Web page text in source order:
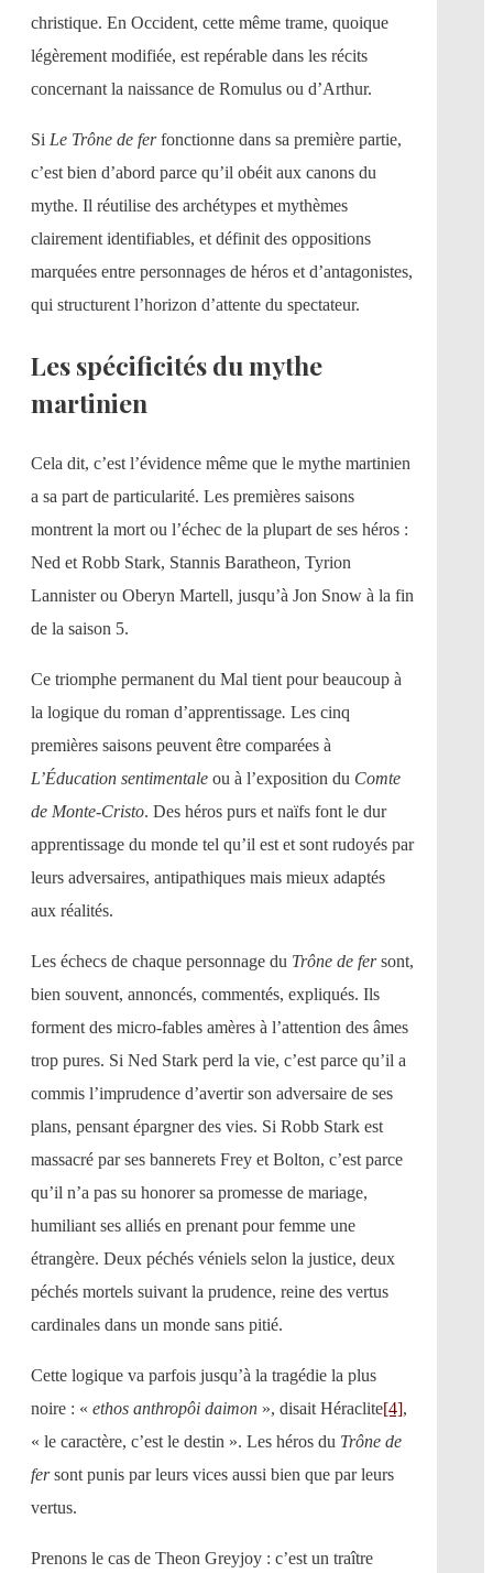
christique. En Occident, cette même trame, quoique
légèrement modifiée, est repérable dans les récits
concernant la naissance de Romulus ou d’Arthur.
Si Le Trône de ferfonctionne dans sa première partie,
c’est bien d’abord parce qu’il obéit aux canons du
mythe. Il réutilise des archétypes et mythèmes
clairement identifiables, et définit des oppositions
marquées entre personnages de héros et d’antagonistes,
qui structurent l’horizon d’attente du spectateur.
Les spécificités du mythe
martinien
Cela dit, c’est l’évidence même que le mythe martinien
a sa part de particularité. Les premières saisons
montrent la mort ou l’échec de la plupart de ses héros :
Ned et Robb Stark, Stannis Baratheon, Tyrion
Lannister ou Oberyn Martell, jusqu’à Jon Snow à la fin
de la saison 5.
Ce triomphe permanent du Mal tient pour beaucoup à
la logique du roman d’apprentissage. Les cinq
premières saisons peuvent être comparées à
L’Éducation sentimentale ou à l’exposition du Comte
de Monte-Cristo. Des héros purs et naïfs font le dur
apprentissage du monde tel qu’il est et sont rudoyés par
leurs adversaires, antipathiques mais mieux adaptés
aux réalités.
Les échecs de chaque personnage du Trône de fersont,
bien souvent, annoncés, commentés, expliqués. Ils
forment des micro-fables amères à l’attention des âmes
trop pures. Si Ned Stark perd la vie, c’est parce qu’il a
commis l’imprudence d’avertir son adversaire de ses
plans, pensant épargner des vies. Si Robb Stark est
massacré par ses bannerets Frey et Bolton, c’est parce
qu’il n’a pas su honorer sa promesse de mariage,
humiliant ses alliés en prenant pour femme une
étrangère. Deux péchés véniels selon la justice, deux
péchés mortels suivant la prudence, reine des vertus
cardinales dans un monde sans pitié.
Cette logique va parfois jusqu’à la tragédie la plus
noire : « ethos anthropôi daimon », disait Héraclite[4],
« le caractère, c’est le destin ». Les héros du Trône de
fersont punis par leurs vices aussi bien que par leurs
vertus.
Prenons le cas de Theon Greyjoy : c’est un traître